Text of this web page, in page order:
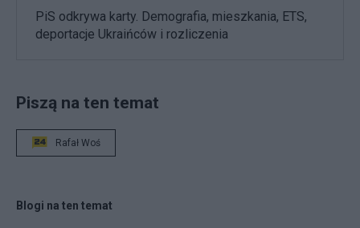
PiS odkrywa karty. Demografia, mieszkania, ETS,
deportacje Ukraińców i rozliczenia
Piszą na ten temat
Rafał Woś
Blogi na ten temat